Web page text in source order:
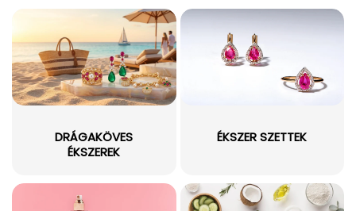
DRÁGAKÖVES
ÉKSZEREK
ÉKSZER SZETTEK